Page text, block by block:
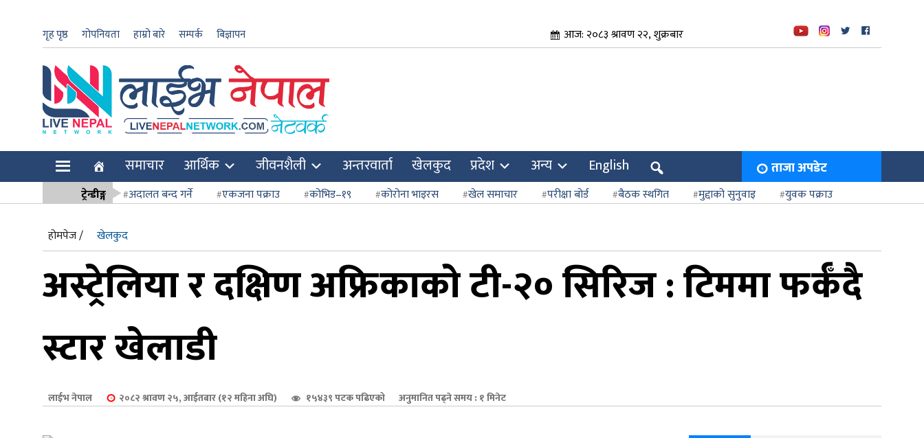
गृह पृष्ठ गोपनियता हाम्रो बारे सम्पर्क बिज्ञापन आज: २०८३ श्रावण २२, शुक्रबार
समाचार आर्थिक जीवनशैली अन्तरवार्ता खेलकुद प्रदेश अन्य English ताजा अपडेट
ट्रेन्डीङ्ग अदालत बन्द गर्ने एकजना पक्राउ कोभिड–१९ कोरोना भाइरस खेल समाचार परीक्षा बोर्ड बैठक स्थगित मुद्दाको सुनुवाइ
युवक पक्राउ
होमपेज /
खेलकुद
अस्ट्रेलिया र दक्षिण अफ्रिकाको टी-२० सिरिज : टिममा फर्कँदै
स्टार खेलाडी
लाईभ नेपाल २०८२ श्रावण २५, आईतबार (१२ महिना अघि) १५४३९ पटक पढिएको अनुमानित पढ्ने समय : १ मिनेट